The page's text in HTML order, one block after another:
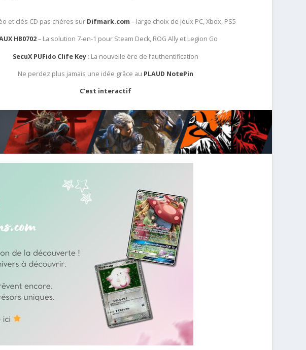
et clés CD pas chères sur Difmark.com – large choix de jeux PC, Xbox, PS5
HB0702– La solution 7-en-1 pour Steam Deck, ROG Ally et Legion Go
SecuX PUFido Clife Key : La nouvelle ère de l’authentification
Ne perdez plus jamais une idée grâce au PLAUD NotePin
C’est interactif